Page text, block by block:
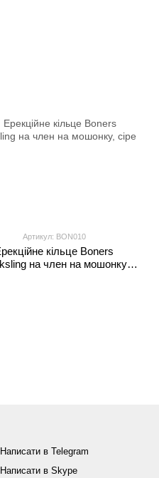
Артикул: BON010
кільце Boners
на член на мошонку,
Написати в Telegram
Написати в Skype